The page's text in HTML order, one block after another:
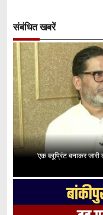
संबंधित खबरें
'एक ब्लूप्रिंट बनाकर